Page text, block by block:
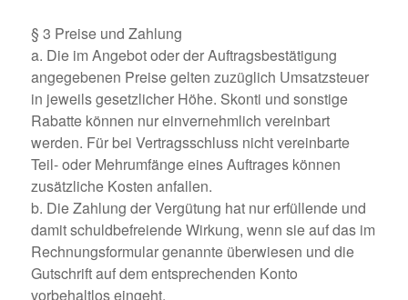
§ 3 Preise und Zahlung
a. Die im Angebot oder der Auftragsbestätigung
angegebenen Preise gelten zuzüglich Umsatzsteuer
in jeweils gesetzlicher Höhe. Skonti und sonstige
Rabatte können nur einvernehmlich vereinbart
werden. Für bei Vertragsschluss nicht vereinbarte
Teil- oder Mehrumfänge eines Auftrages können
zusätzliche Kosten anfallen.
b. Die Zahlung der Vergütung hat nur erfüllende und
damit schuldbefreiende Wirkung, wenn sie auf das im
Rechnungsformular genannte überwiesen und die
Gutschrift auf dem entsprechenden Konto
vorbehaltlos eingeht.